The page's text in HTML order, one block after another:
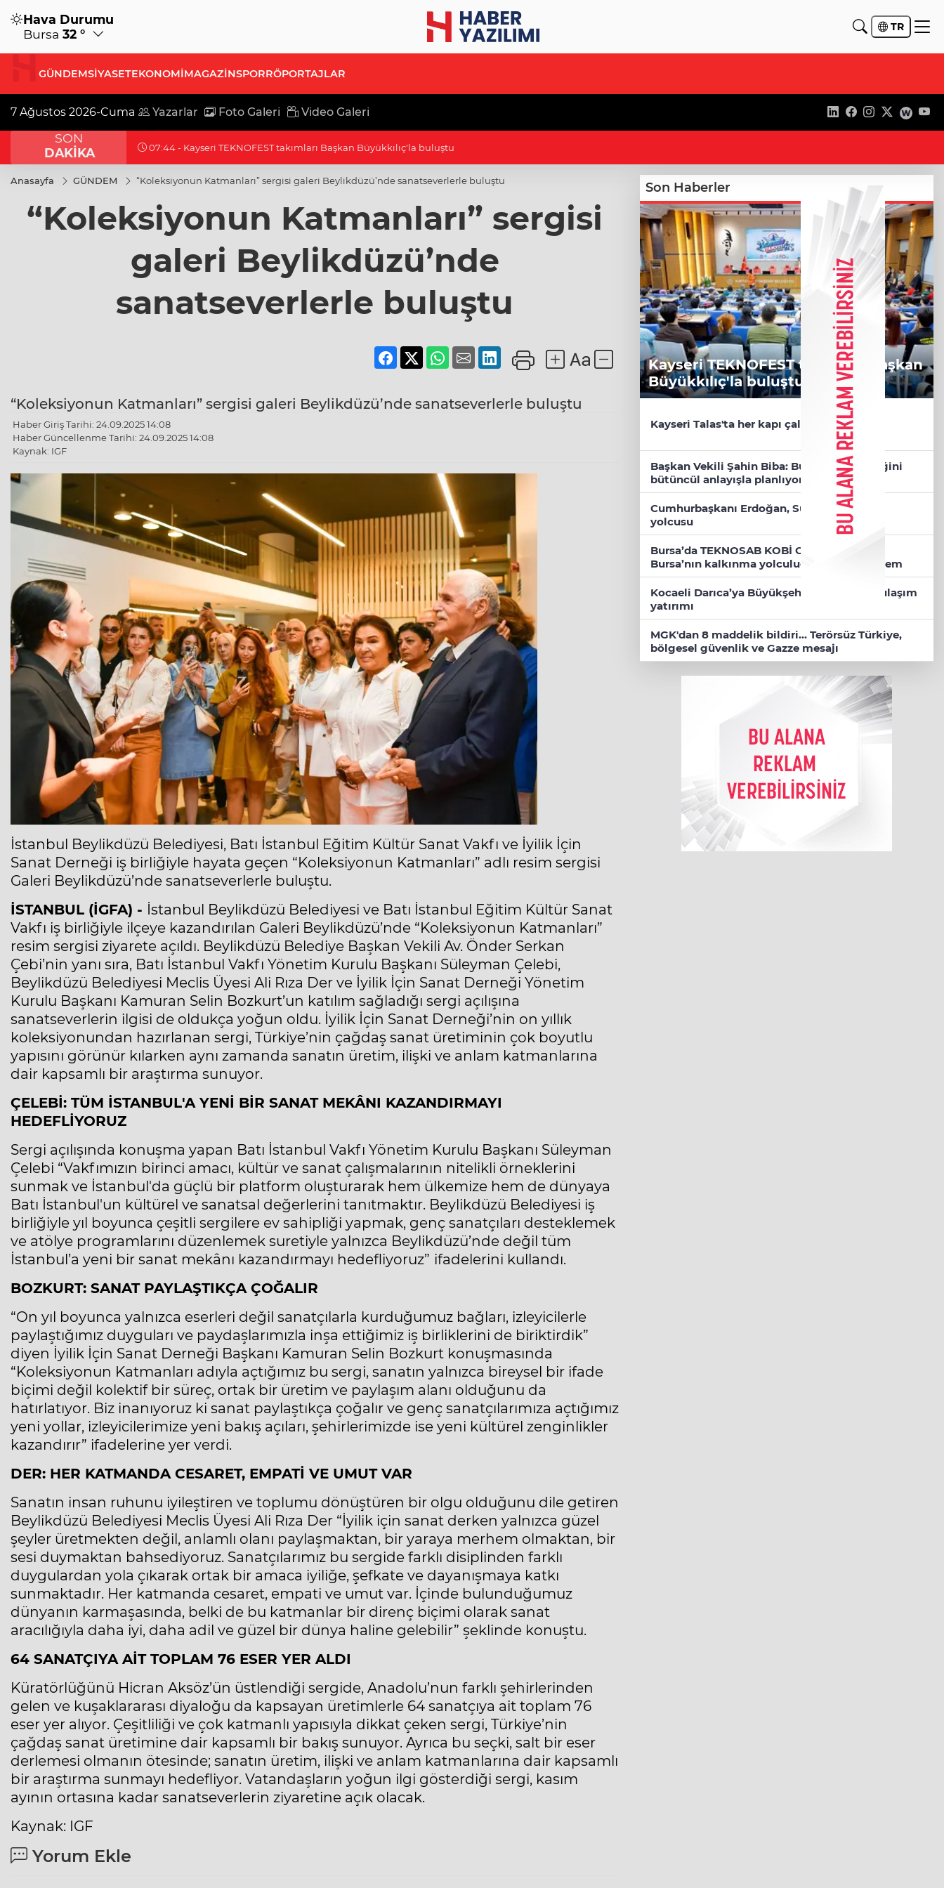
Hava Durumu
Bursa 32 ° TR
GÜNDEMSİYASETEKONOMİMAGAZİNSPORRÖPORTAJLAR
7 Ağustos 2026-Cuma Yazarlar Foto Galeri Video Galeri
SON
DAKİKA
07:14 - Kayseri Talas'ta her kapı çalınıyor
Anasayfa GÜNDEM “Koleksiyonun Katmanları” sergisi galeri Beylikdüzü’nde sanatseverlerle buluştu
“Koleksiyonun Katmanları” sergisi
galeri Beylikdüzü’nde
sanatseverlerle buluştu
“Koleksiyonun Katmanları” sergisi galeri Beylikdüzü’nde sanatseverlerle buluştu
Haber Giriş Tarihi: 24.09.2025 14:08
Haber Güncellenme Tarihi: 24.09.2025 14:08
Kaynak: IGF
İstanbul Beylikdüzü Belediyesi, Batı İstanbul Eğitim Kültür Sanat Vakfı ve İyilik İçin
Sanat Derneği iş birliğiyle hayata geçen “Koleksiyonun Katmanları” adlı resim sergisi
Galeri Beylikdüzü’nde sanatseverlerle buluştu.
İSTANBUL (İGFA) - İstanbul Beylikdüzü Belediyesi ve Batı İstanbul Eğitim Kültür Sanat
Vakfı iş birliğiyle ilçeye kazandırılan Galeri Beylikdüzü’nde “Koleksiyonun Katmanları”
resim sergisi ziyarete açıldı. Beylikdüzü Belediye Başkan Vekili Av. Önder Serkan
Çebi’nin yanı sıra, Batı İstanbul Vakfı Yönetim Kurulu Başkanı Süleyman Çelebi,
Beylikdüzü Belediyesi Meclis Üyesi Ali Rıza Der ve İyilik İçin Sanat Derneği Yönetim
Kurulu Başkanı Kamuran Selin Bozkurt’un katılım sağladığı sergi açılışına
sanatseverlerin ilgisi de oldukça yoğun oldu. İyilik İçin Sanat Derneği’nin on yıllık
koleksiyonundan hazırlanan sergi, Türkiye’nin çağdaş sanat üretiminin çok boyutlu
yapısını görünür kılarken aynı zamanda sanatın üretim, ilişki ve anlam katmanlarına
dair kapsamlı bir araştırma sunuyor.
ÇELEBİ: TÜM İSTANBUL'A YENİ BİR SANAT MEKÂNI KAZANDIRMAYI
HEDEFLİYORUZ
Sergi açılışında konuşma yapan Batı İstanbul Vakfı Yönetim Kurulu Başkanı Süleyman
Çelebi “Vakfımızın birinci amacı, kültür ve sanat çalışmalarının nitelikli örneklerini
sunmak ve İstanbul'da güçlü bir platform oluşturarak hem ülkemize hem de dünyaya
Batı İstanbul'un kültürel ve sanatsal değerlerini tanıtmaktır. Beylikdüzü Belediyesi iş
birliğiyle yıl boyunca çeşitli sergilere ev sahipliği yapmak, genç sanatçıları desteklemek
ve atölye programlarını düzenlemek suretiyle yalnızca Beylikdüzü’nde değil tüm
İstanbul’a yeni bir sanat mekânı kazandırmayı hedefliyoruz” ifadelerini kullandı.
BOZKURT: SANAT PAYLAŞTIKÇA ÇOĞALIR
“On yıl boyunca yalnızca eserleri değil sanatçılarla kurduğumuz bağları, izleyicilerle
paylaştığımız duyguları ve paydaşlarımızla inşa ettiğimiz iş birliklerini de biriktirdik”
diyen İyilik İçin Sanat Derneği Başkanı Kamuran Selin Bozkurt konuşmasında
“Koleksiyonun Katmanları adıyla açtığımız bu sergi, sanatın yalnızca bireysel bir ifade
biçimi değil kolektif bir süreç, ortak bir üretim ve paylaşım alanı olduğunu da
hatırlatıyor. Biz inanıyoruz ki sanat paylaştıkça çoğalır ve genç sanatçılarımıza açtığımız
yeni yollar, izleyicilerimize yeni bakış açıları, şehirlerimizde ise yeni kültürel zenginlikler
kazandırır” ifadelerine yer verdi.
DER: HER KATMANDA CESARET, EMPATİ VE UMUT VAR
Sanatın insan ruhunu iyileştiren ve toplumu dönüştüren bir olgu olduğunu dile getiren
Beylikdüzü Belediyesi Meclis Üyesi Ali Rıza Der “İyilik için sanat derken yalnızca güzel
şeyler üretmekten değil, anlamlı olanı paylaşmaktan, bir yaraya merhem olmaktan, bir
sesi duymaktan bahsediyoruz. Sanatçılarımız bu sergide farklı disiplinden farklı
duygulardan yola çıkarak ortak bir amaca iyiliğe, şefkate ve dayanışmaya katkı
sunmaktadır. Her katmanda cesaret, empati ve umut var. İçinde bulunduğumuz
dünyanın karmaşasında, belki de bu katmanlar bir direnç biçimi olarak sanat
aracılığıyla daha iyi, daha adil ve güzel bir dünya haline gelebilir” şeklinde konuştu.
64 SANATÇIYA AİT TOPLAM 76 ESER YER ALDI
Küratörlüğünü Hicran Aksöz’ün üstlendiği sergide, Anadolu’nun farklı şehirlerinden
gelen ve kuşaklararası diyaloğu da kapsayan üretimlerle 64 sanatçıya ait toplam 76
eser yer alıyor. Çeşitliliği ve çok katmanlı yapısıyla dikkat çeken sergi, Türkiye’nin
çağdaş sanat üretimine dair kapsamlı bir bakış sunuyor. Ayrıca bu seçki, salt bir eser
derlemesi olmanın ötesinde; sanatın üretim, ilişki ve anlam katmanlarına dair kapsamlı
bir araştırma sunmayı hedefliyor. Vatandaşların yoğun ilgi gösterdiği sergi, kasım
ayının ortasına kadar sanatseverlerin ziyaretine açık olacak.
Kaynak: IGF
Yorum Ekle
Son Haberler
Kayseri TEKNOFEST takımları Başkan
Büyükkılıç'la buluştu
Kayseri Talas'ta her kapı çalınıyor
Başkan Vekili Şahin Biba: Bursa'nın geleceğini
bütüncül anlayışla planlıyoruz
Cumhurbaşkanı Erdoğan, Suudi Arabistan
yolcusu
Bursa’da TEKNOSAB KOBİ OSB tanıtıldı...
Bursa’nın kalkınma yolculuğunda yeni dönem
Kocaeli Darıca’ya Büyükşehir'den modern ulaşım
yatırımı
MGK'dan 8 maddelik bildiri... Terörsüz Türkiye,
bölgesel güvenlik ve Gazze mesajı